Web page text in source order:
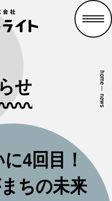
せ
4回目！
ちの未来
home
—
news